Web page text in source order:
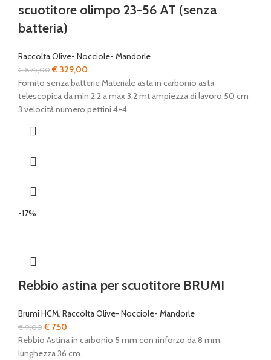
scuotitore olimpo 23-56 AT (senza
batteria)
Raccolta Olive- Nocciole- Mandorle
€875,00Il
prezzo
originale
era:
€ 329,00
prezzo
attuale
è:
Fornito senza batterie Materiale asta in carbonio asta
telescopica da min 2,2 a max 3,2 mt ampiezza di lavoro 50 cm
3 velocità numero pettini 4+4
-17%
Rebbio astina per scuotitore BRUMI
Brumi HCM, Raccolta Olive- Nocciole- Mandorle
€9,00Il
prezzo
originale
€ 7,50
prezzo
attuale
Rebbio Astina in carbonio 5 mm con rinforzo da 8 mm,
lunghezza 36 cm.